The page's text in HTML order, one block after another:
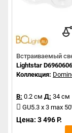
Встраиваемый
Lightstar
Коллекция:
В: 0.2 см Д: 34 см
GU5.3 x 3 max
Цена: 3 496 Р.